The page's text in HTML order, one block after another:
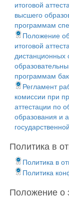
итоговой
высшего
программам
Положение
итоговой
дистанционных
программам
Регламент
комиссии при
аттестации по
образования и
Политика в
Политика в
Политика
Положение о